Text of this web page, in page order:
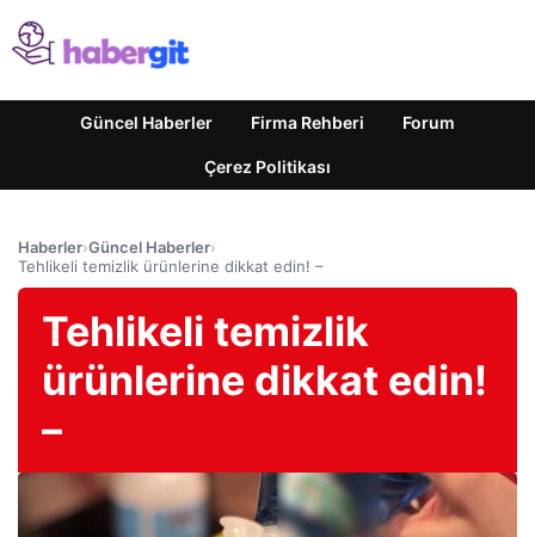
Güncel Haberler Firma Rehberi Forum
Çerez Politikası
Haberler›Güncel Haberler›
Tehlikeli temizlik ürünlerine dikkat edin! –
Tehlikeli temizlik
ürünlerine dikkat edin!
–